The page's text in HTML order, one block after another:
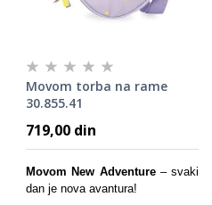
Movom torba na rame
30.855.41
719,00 din
Movom New Adventure– svaki
dan je nova avantura!